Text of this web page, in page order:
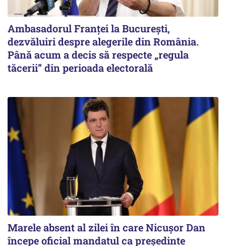
Ambasadorul Franței la București,
dezvăluiri despre alegerile din România.
Până acum a decis să respecte „regula
tăcerii” din perioada electorală
Marele absent al zilei în care Nicușor Dan
începe oficial mandatul ca președinte